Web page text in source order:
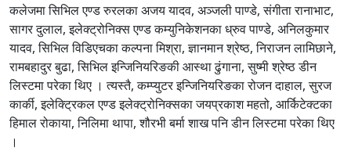
कलेजमा सिभिल एण्ड रुरलका अजय यादव, अञ्जली पाण्डे, संगीता रानाभाट,
सागर दुलाल, इलेक्ट्रोनिक्स एण्ड कम्युनिकेशनका ध्रुव पाण्डे, अनिलकुमार
यादव, सिभिल विडिएचका कल्पना मिश्रा, ज्ञानमान श्रेष्ठ, निराजन लामिछाने,
रामबहादुर बुढा, सिभिल इन्जिनियरिङकी आस्था ढुंगाना, सुष्मी श्रेष्ठ डीन
लिस्टमा परेका थिए । त्यस्तै, कम्प्युटर इन्जिनियरिङका रोजन दाहाल, सुरज
कार्की, इलेक्ट्रिकल एण्ड इलेक्ट्रोनिक्सका जयप्रकाश महतो, आर्किटेक्टका
हिमाल रोकाया, निलिमा थापा, शौरभी बर्मा शाख पनि डीन लिस्टमा परेका थिए
।